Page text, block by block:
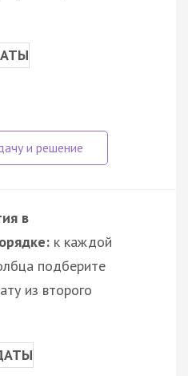
в
к каждой
подберите
из второго